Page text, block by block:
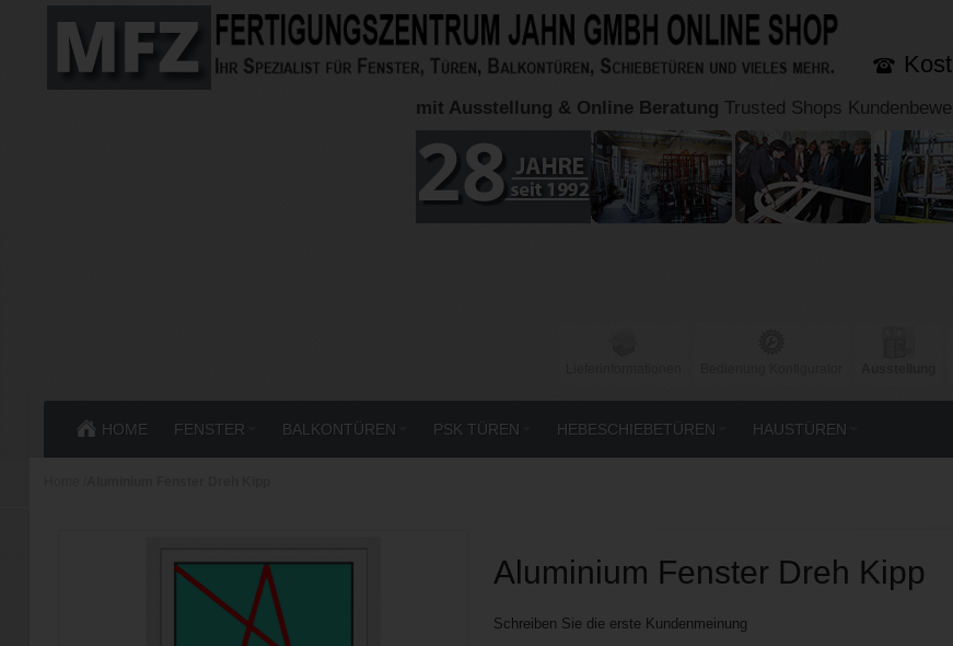
mit Ausstellung & Online Beratung Trusted Shops
HOME FENSTER BALKONTÜREN PSK TÜREN HEBESCHIEBETÜREN HAUSTÜREN
Aluminium Fenster Dreh Kipp
Schreiben Sie die erste Kundenmeinung